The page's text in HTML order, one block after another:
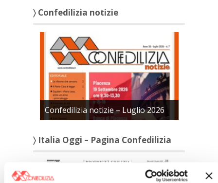
〉 Confedilizia notizie
Confedilizia notizie – Luglio 2026
〉 Italia Oggi – Pagina Confedilizia